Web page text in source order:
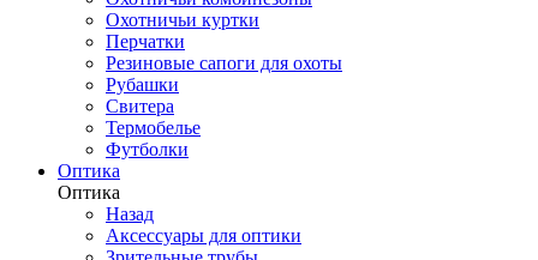
Охотничьи куртки
Перчатки
Резиновые сапоги для охоты
Рубашки
Свитера
Термобелье
Футболки
Оптика
Оптика
Назад
Аксессуары для оптики